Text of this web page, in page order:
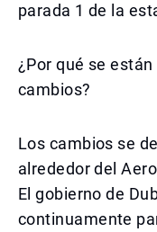
parada 1 de la
¿Por qué se
cambios?
Los cambios se
alrededor del
El gobierno de
continuamente